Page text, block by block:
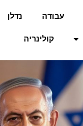
עבודה נדלן
קולינריה